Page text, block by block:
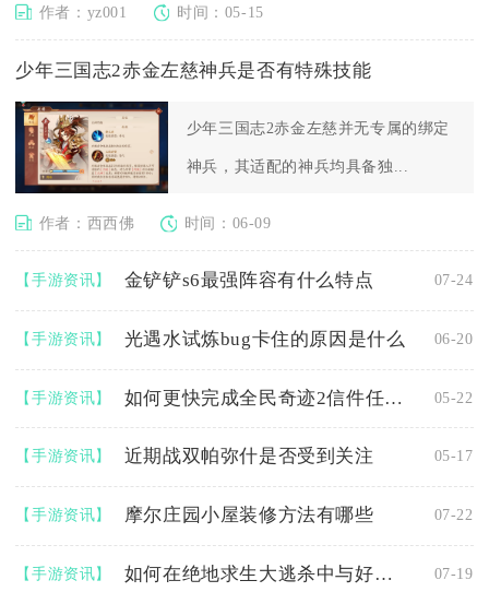
作者：yz001 时间：05-15
少年三国志2赤金左慈神兵是否有特殊技能
少年三国志2赤金左慈并无专属的绑定
神兵，其适配的神兵均具备独...
作者：西西佛 时间：06-09
【手游资讯】 金铲铲s6最强阵容有什么特点 07-24
【手游资讯】 光遇水试炼bug卡住的原因是什么 06-20
【手游资讯】 如何更快完成全民奇迹2信件任务吗 05-22
【手游资讯】 近期战双帕弥什是否受到关注 05-17
【手游资讯】 摩尔庄园小屋装修方法有哪些 07-22
【手游资讯】 如何在绝地求生大逃杀中与好友组成双人战队 07-19